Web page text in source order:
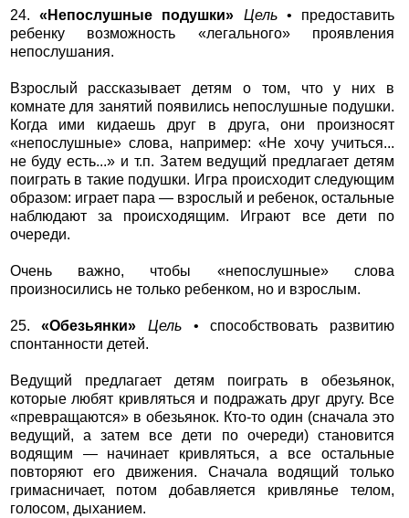
24. «Непослушные подушки» Цель• предоставить
ребенку возможность «легального» проявления
непослушания.
Взрослый рассказывает детям о том, что у них в
комнате для занятий появились непослушные подушки.
Когда ими кидаешь друг в друга, они произносят
«непослушные» слова, например: «Не хочу учиться...
не буду есть...» и т.п. Затем ведущий предлагает детям
поиграть в такие подушки. Игра происходит следующим
образом: играет пара — взрослый и ребенок, остальные
наблюдают за происходящим. Играют все дети по
очереди.
Очень важно, чтобы «непослушные» слова
произносились не только ребенком, но и взрослым.
25.«Обезьянки» Цель • способствовать развитию
спонтанности детей.
Ведущий предлагает детям поиграть в обезьянок,
которые любят кривляться и подражать друг другу. Все
«превращаются» в обезьянок. Кто-то один (сначала это
ведущий, а затем все дети по очереди) становится
водящим — начинает кривляться, а все остальные
повторяют его движения. Сначала водящий только
гримасничает, потом добавляется кривлянье телом,
голосом, дыханием.